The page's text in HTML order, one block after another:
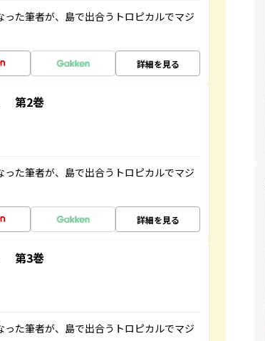
た筆者が、島で出合うトロピカルでマジ
詳細を見る
第2巻
た筆者が、島で出合うトロピカルでマジ
詳細を見る
第3巻
た筆者が、島で出合うトロピカルでマジ